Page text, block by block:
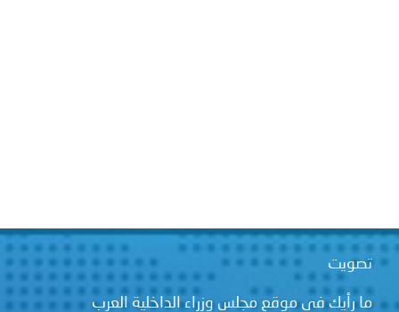
في موقع مجلس وزراء الداخلية العرب